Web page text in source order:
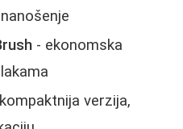
- ekonomska
verzija,